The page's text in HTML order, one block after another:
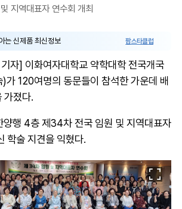
지역대표자 연수회 개최
는 신제품 최신정보 팜스타클럽
자] 이화여자대학교 약학대학 전국개국
가 120여명의 동문들이 참석한 가운데 배
가졌다.
양행 4층 제34차 전국 임원 및 지역대표자
학술 지견을 익혔다.